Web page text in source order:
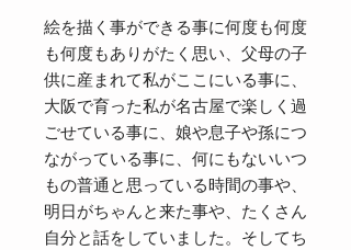
絵を描く事ができる事に何度も何度
も何度もありがたく思い、父母の子
供に産まれて私がここにいる事に、
大阪で育った私が名古屋で楽しく過
ごせている事に、娘や息子や孫につ
ながっている事に、何にもないいつ
もの普通と思っている時間の事や、
明日がちゃんと来た事や、たくさん
自分と話をしていました。そしてち